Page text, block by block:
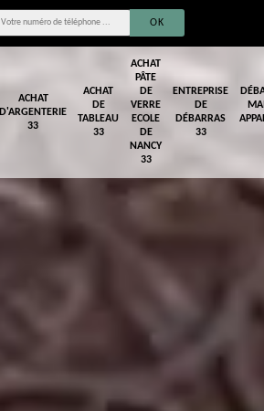
ACHAT
D'ARGENTERIE
33
ACHAT
DE
TABLEAU
33
ACHAT
PÂTE
DE
VERRE
ECOLE
DE
NANCY
33
ENTREPRISE
DE
DÉBARRAS
33